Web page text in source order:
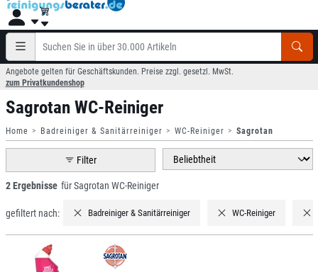
Angebote gelten für Geschäftskunden. Preise zzgl. gesetzl. MwSt.
zum Privatkundenshop
Sagrotan WC-Reiniger
Home Badreiniger & Sanitärreiniger WC-Reiniger Sagrotan
Filter
2 Ergebnisse für Sagrotan WC-Reiniger
gefiltert nach: Badreiniger & Sanitärreiniger WC-Reiniger